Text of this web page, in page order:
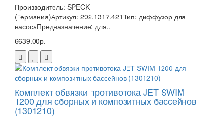
Производитель: SPECK
(Германия)Артикул: 292.1317.421Тип: диффузор для
насосаПредназначение: для..
6639.00р.
Комплект обвязки противотока JET SWIM
1200 для сборных и композитных бассейнов
(1301210)